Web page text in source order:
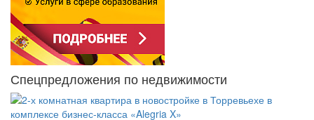
Спецпредложения по недвижимости